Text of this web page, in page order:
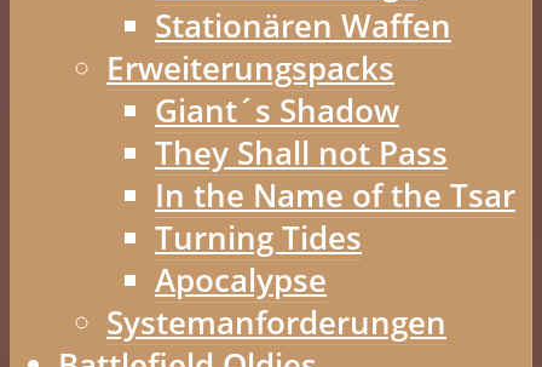
Stationären Waffen
Erweiterungspacks
Giant´s Shadow
They Shall not Pass
In the Name of the Tsar
Turning Tides
Apocalypse
Systemanforderungen